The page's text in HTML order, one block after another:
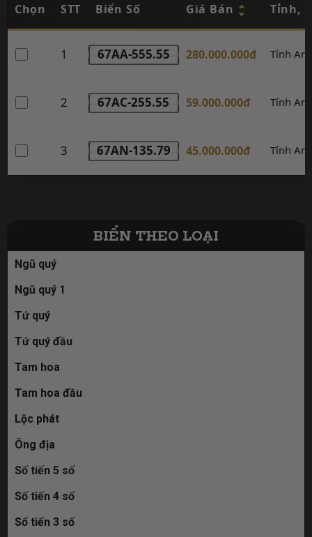
Chọn STT Biển Số Giá Bán Tỉnh,
1 67AA-555.55 280.000.000đ Tỉnh An
2 67AC-255.55 59.000.000đ Tỉnh An
3 67AN-135.79 45.000.000đ Tỉnh An
BIỂN THEO LOẠI
Ngũ quý
Ngũ quý 1
Tứ quý
Tứ quý đầu
Tam hoa
Tam hoa đầu
Lộc phát
Ông địa
Số tiến 5 số
Số tiến 4 số
Số tiến 3 số